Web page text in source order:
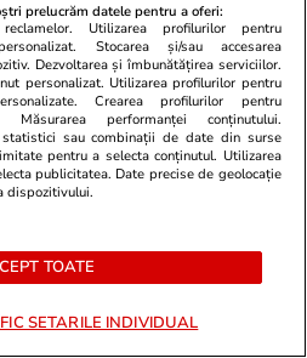
mai multe
25 iul.
S.O.S. și POT au făcut
dronele
tranșat definitiv disputa
prelucrăm datele pentru a oferi:
Utilizarea profilurilor pentru
Stocarea și/sau accesarea
Dezvoltarea și îmbunătățirea serviciilor.
personalizat. Utilizarea profilurilor pentru
Crearea profilurilor pentru
Măsurarea performanței conținutului.
sau combinații de date din surse
pentru a selecta conținutul. Utilizarea
publicitatea. Date precise de geolocație
dispozitivului.
TOATE
SETARILE INDIVIDUAL